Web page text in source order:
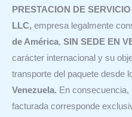
PRESTACION DE
LLC, empresa legalmente
de América, SIN SEDE EN
carácter internacional y su
transporte del paquete desde
Venezuela. En consecuencia,
facturada corresponde